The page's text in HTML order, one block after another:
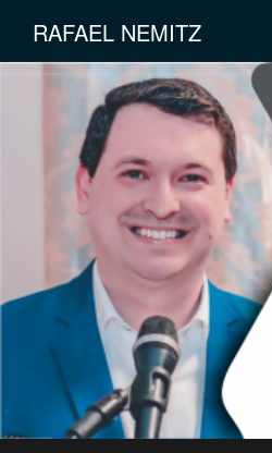
RAFAEL NEMITZ